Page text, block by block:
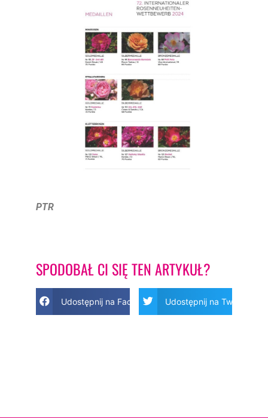
PTR
SPODOBAŁ CI SIĘ TEN ARTYKUŁ?
Udostępnij na Facebook Udostępnij na Twitter